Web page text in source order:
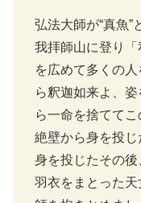
弘法大師が“真魚”
我拝師山に登り「
を広めて多くの
ら釈迦如来よ、
ら一命を捨てて
絶壁から身を投じ
身を投じたその
羽衣をまとった